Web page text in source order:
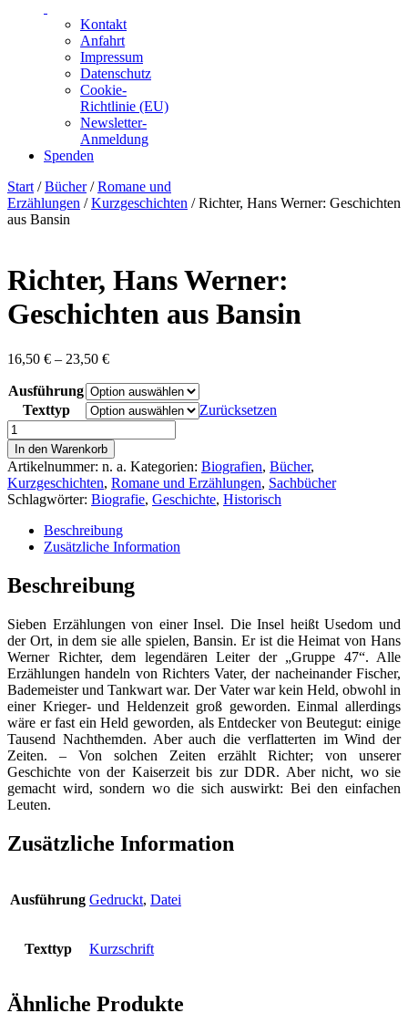
Kontakt
Anfahrt
Impressum
Datenschutz
Cookie-
Richtlinie (EU)
Newsletter-
Anmeldung
Spenden
Skip
to
content
Start /Bücher/Romane und
Erzählungen /Kurzgeschichten / Richter, Hans Werner: Geschichten
aus Bansin
Richter, Hans Werner:
Geschichten aus Bansin
16,50 € – 23,50 €Preisspanne:
bis
23,50 €
Ausführung
Texttyp
Zurücksetzen
Richter,
Hans
Werner:
Geschichten
aus
Bansin
Menge
In den Warenkorb
Artikelnummer: n. a. Kategorien: Biografien, Bücher,
Kurzgeschichten, Romane und Erzählungen, Sachbücher
Schlagwörter: Biografie, Geschichte, Historisch
Beschreibung
Zusätzliche Information
Beschreibung
Sieben Erzählungen von einer Insel. Die Insel heißt Usedom und
der Ort, in dem sie alle spielen, Bansin. Er ist die Heimat von Hans
Werner Richter, dem legendären Leiter der „Gruppe 47“. Alle
Erzählungen handeln von Richters Vater, der nacheinander Fischer,
Bademeister und Tankwart war. Der Vater war kein Held, obwohl in
einer Krieger- und Heldenzeit groß geworden. Einmal allerdings
wäre er fast ein Held geworden, als Entdecker von Beutegut: einige
Tausend Nachthemden. Aber auch die verflatterten im Wind der
Zeiten. – Von solchen Zeiten erzählt Richter; von unserer
Geschichte von der Kaiserzeit bis zur DDR. Aber nicht, wo sie
gemacht wird, sondern wo die sich auswirkt: Bei den einfachen
Leuten.
Zusätzliche Information
Ausführung Gedruckt, Datei
Texttyp Kurzschrift
Ähnliche Produkte